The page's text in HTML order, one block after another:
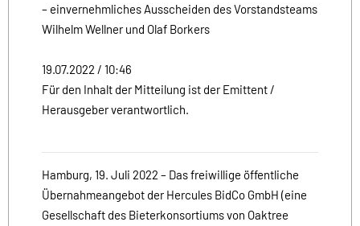
– einvernehmliches Ausscheiden des Vorstandsteams
Wilhelm Wellner und Olaf Borkers
19.07.2022 / 10:46
Für den Inhalt der Mitteilung ist der Emittent /
Herausgeber verantwortlich.
Hamburg, 19. Juli 2022 – Das freiwillige öffentliche
Übernahmeangebot der Hercules BidCo GmbH (eine
Gesellschaft des Bieterkonsortiums von Oaktree